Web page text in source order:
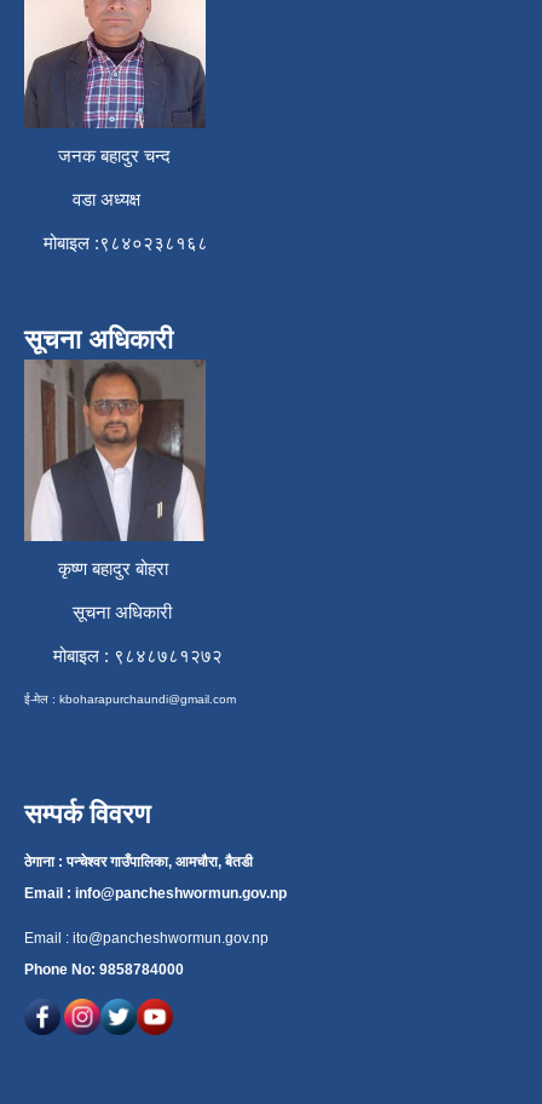
जनक बहादुर चन्द
वडा अध्यक्ष
मोबाइल :९८४०२३८१६८
सूचना अधिकारी
कृष्ण बहादुर बोहरा
सूचना अधिकारी
मोबाइल : ९८४८७८१२७२
ई-मेल : kboharapurchaundi@gmail.com
सम्पर्क विवरण
ठेगाना : पन्चेश्वर गाउँपालिका, आमचौरा, बैतडी
Email : info@pancheshwormun.gov.np
Email : ito@pancheshwormun.gov.np
Phone No: 9858784000